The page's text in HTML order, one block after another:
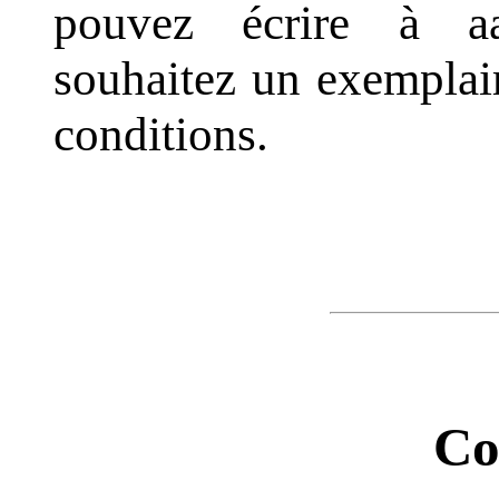
pouvez écrire à
souhaitez un
conditions.